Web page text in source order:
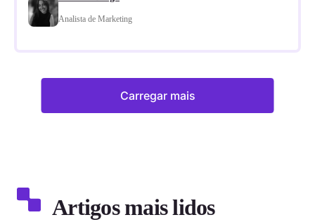
Analista de Marketing
Carregar mais
Artigos mais lidos